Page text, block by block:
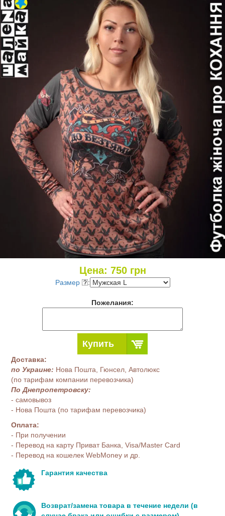
Цена: 750грн
Размер :
Пожелания:
Купить
Доставка:
по Украине: Нова Пошта, Гюнсел, Автолюкс
(по тарифам компании перевозчика)
По Днепропетровску:
- самовывоз
- Нова Пошта (по тарифам перевозчика)
Оплата:
- При получении
- Перевод на карту Приват Банка, Visa/Master Card
- Перевод на кошелек WebMoney и др.
Гарантия качества
Возврат/замена товара в течение недели (в